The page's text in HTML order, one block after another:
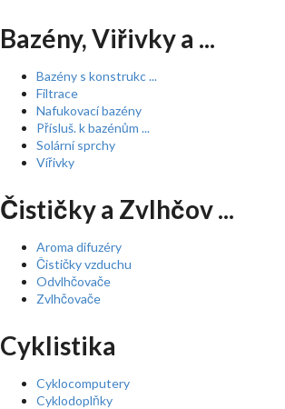
Bazény, Viřivky a ...
Bazény s konstrukc ...
Filtrace
Nafukovací bazény
Přísluš. k bazénům ...
Solární sprchy
Vířivky
Čističky a Zvlhčov ...
Aroma difuzéry
Čističky vzduchu
Odvlhčovače
Zvlhčovače
Cyklistika
Cyklocomputery
Cyklodoplňky